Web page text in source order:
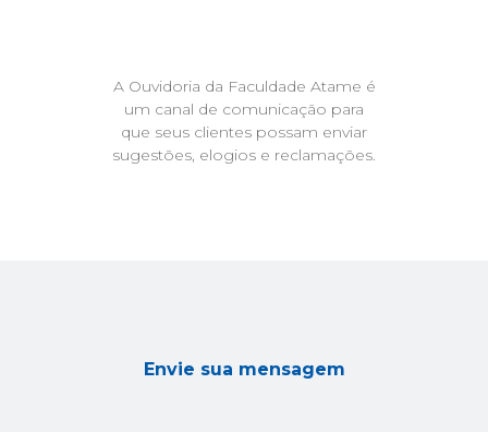
A Ouvidoria da Faculdade Atame é
um canal de comunicação para
que seus clientes possam enviar
sugestões, elogios e reclamações.
Envie sua mensagem